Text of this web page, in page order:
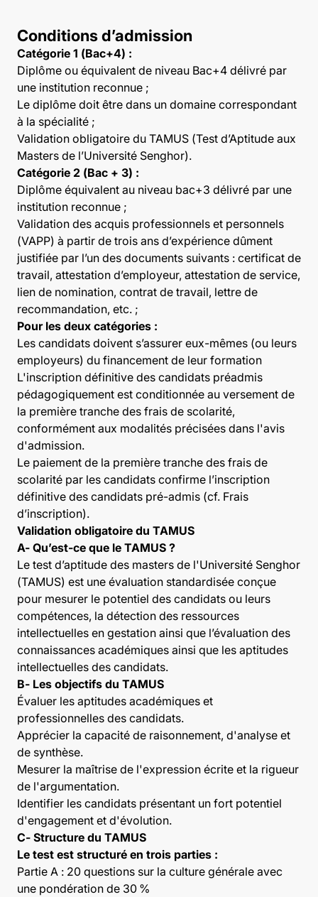
Conditions d’admission
Catégorie 1 (Bac+4) :
Diplôme ou équivalent de niveau Bac+4 délivré par
une institution reconnue ;
Le diplôme doit être dans un domaine correspondant
à la spécialité ;
Validation obligatoire du TAMUS (Test d’Aptitude aux
Masters de l’Université Senghor).
Catégorie 2 (Bac + 3) :
Diplôme équivalent au niveau bac+3 délivré par une
institution reconnue ;
Validation des acquis professionnels et personnels
(VAPP) à partir de trois ans d’expérience dûment
justifiée par l’un des documents suivants : certificat de
travail, attestation d’employeur, attestation de service,
lien de nomination, contrat de travail, lettre de
recommandation, etc. ;
Pour les deux catégories :
Les candidats doivent s’assurer eux-mêmes (ou leurs
employeurs) du financement de leur formation
L'inscription définitive des candidats préadmis
pédagogiquement est conditionnée au versement de
la première tranche des frais de scolarité,
conformément aux modalités précisées dans l'avis
d'admission.
Le paiement de la première tranche des frais de
scolarité par les candidats confirme l’inscription
définitive des candidats pré-admis (cf. Frais
d’inscription).
Validation obligatoire du TAMUS
A- Qu’est-ce que le TAMUS ?
Le test d’aptitude des masters de l'Université Senghor
(TAMUS) est une évaluation standardisée conçue
pour mesurer le potentiel des candidats ou leurs
compétences, la détection des ressources
intellectuelles en gestation ainsi que l’évaluation des
connaissances académiques ainsi que les aptitudes
intellectuelles des candidats.
B- Les objectifs du TAMUS
Évaluer les aptitudes académiques et
professionnelles des candidats.
Apprécier la capacité de raisonnement, d'analyse et
de synthèse.
Mesurer la maîtrise de l'expression écrite et la rigueur
de l'argumentation.
Identifier les candidats présentant un fort potentiel
d'engagement et d'évolution.
C- Structure du TAMUS
Le test est structuré en trois parties :
Partie A : 20 questions sur la culture générale avec
une pondération de 30 %